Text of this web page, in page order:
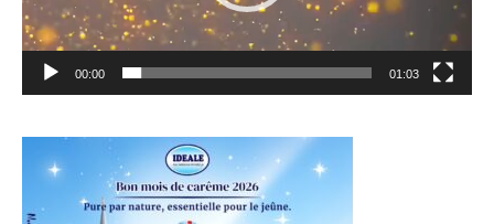
00:00 01:03